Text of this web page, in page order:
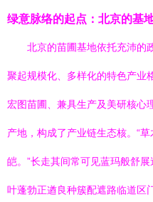
绿意脉络的起点：北京的基
北京的苗圃基地依托充沛的
聚起规模化、多样化的特色产业
宏图苗圃、兼具生产及美研核心
产地，构成了产业链生态核。“
皑。”长走其间常可见蓝玛般舒
叶蓬勃正遒良种簇配遮路临道区